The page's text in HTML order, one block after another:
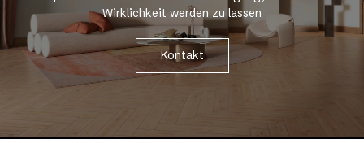
Wirklichkeit werden zu lassen
Kontakt